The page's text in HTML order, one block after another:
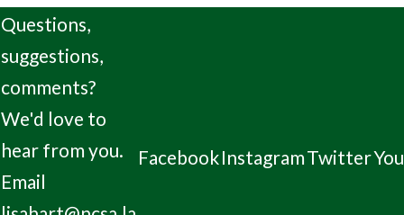
Questions,
suggestions,
comments?
We'd love to
hear from you.
Email
FacebookInstagramTwitter